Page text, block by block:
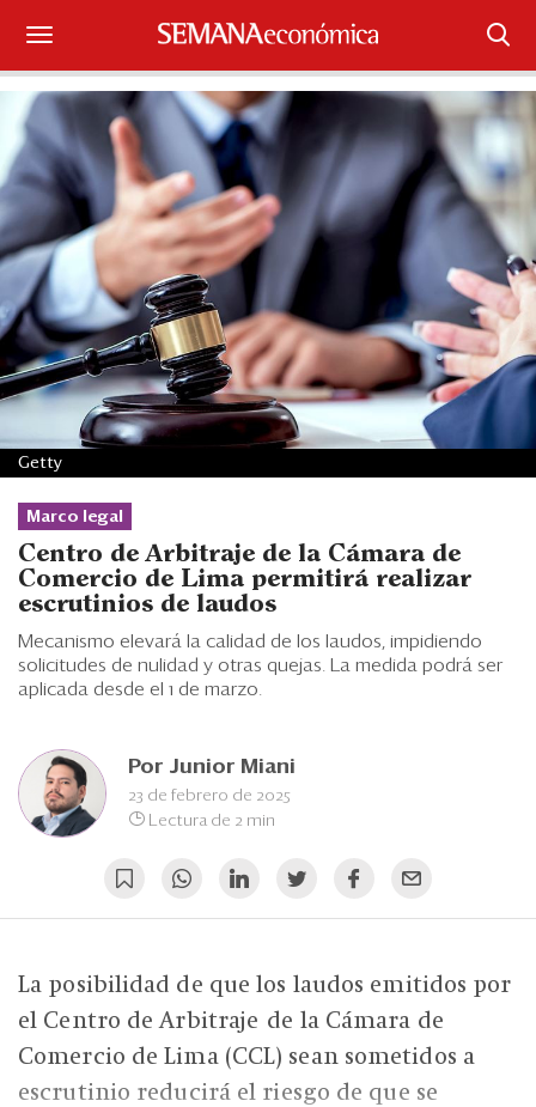
Suscríbase
Iniciar sesión
Portada
¿Qué está pasando?
Sectores y Empresas
Management
Economía y Finanzas
Legal y Política
Eventos
Blogs
Ranking CEO
Edición Impresa
Marco legal
Centro de Arbitraje de la Cámara de
Comercio de Lima permitirá realizar
escrutinios de laudos
Mecanismo elevará la calidad de los laudos, impidiendo
solicitudes de nulidad y otras quejas. La medida podrá ser
aplicada desde el 1 de marzo.
Por Junior Miani
23 de febrero de 2025
Lectura de 2 min
Getty
La posibilidad de que los laudos emitidos por
el Centro de Arbitraje de la Cámara de
Comercio de Lima (CCL) sean sometidos a
escrutinio reducirá el riesgo de que se